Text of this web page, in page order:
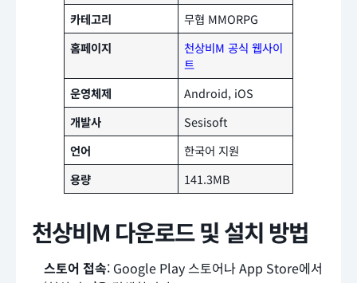
카테고리
무협 MMORPG
홈페이지
천상비M 공식 웹사이
트
운영체제
Android, iOS
개발사
Sesisoft
언어
한국어 지원
용량
141.3MB
천상비M 다운로드 및 설치 방법
스토어 접속: Google Play 스토어나 App Store에서